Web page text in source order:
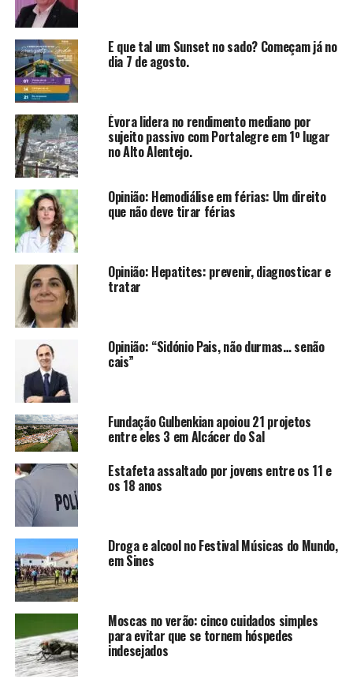
E que tal um Sunset no sado? Começam já no
dia 7 de agosto.
Évora lidera no rendimento mediano por
sujeito passivo com Portalegre em 1º lugar
no Alto Alentejo.
Opinião: Hemodiálise em férias: Um direito
que não deve tirar férias
Opinião: Hepatites: prevenir, diagnosticar e
tratar
Opinião: “Sidónio Pais, não durmas… senão
cais”
Fundação Gulbenkian apoiou 21 projetos
entre eles 3 em Alcácer do Sal
Estafeta assaltado por jovens entre os 11 e
os 18 anos
Droga e alcool no Festival Músicas do Mundo,
em Sines
Moscas no verão: cinco cuidados simples
para evitar que se tornem hóspedes
indesejados